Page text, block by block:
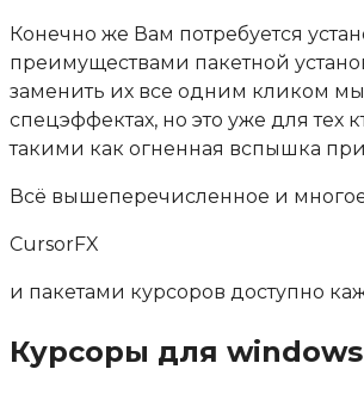
Конечно же Вам потребуется
преимуществами пакетной
заменить их все одним кликом
спецэффектах, но это уже для тех
такими как огненная вспышка
Всё вышеперечисленное и
CursorFX
и пакетами курсоров доступно
Курсоры для